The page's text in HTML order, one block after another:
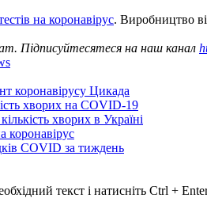
на коронавірус. Виробництво
Підписуйтесятеся на наш канал
коронавірусу Цикада
хворих на COVID-19
хворих в Україні
коронавірус
COVID за тиждень
текст і натисніть Ctrl +